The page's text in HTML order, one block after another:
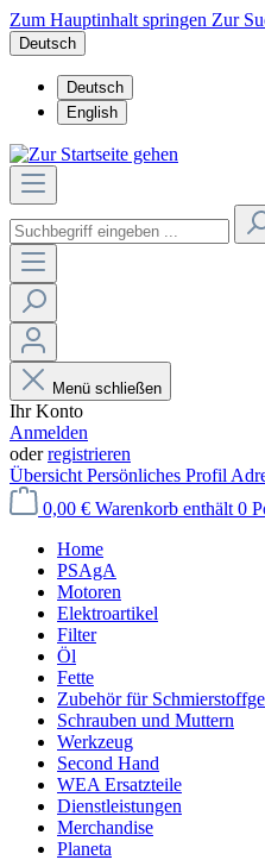
Zum Hauptinhalt springen Zur
Deutsch
Deutsch
English
Menü schließen
Ihr Konto
Anmelden
oderregistrieren
Übersicht Persönliches Profil
0,00 € Warenkorb enthält 0
Home
PSAgA
Motoren
Elektroartikel
Filter
Öl
Fette
Zubehör für
Schrauben und Muttern
Werkzeug
Second Hand
WEA Ersatzteile
Dienstleistungen
Merchandise
Planeta